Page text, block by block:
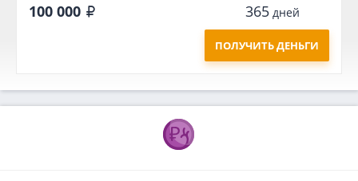
100 000 365дней
ПОЛУЧИТЬ ДЕНЬГИ